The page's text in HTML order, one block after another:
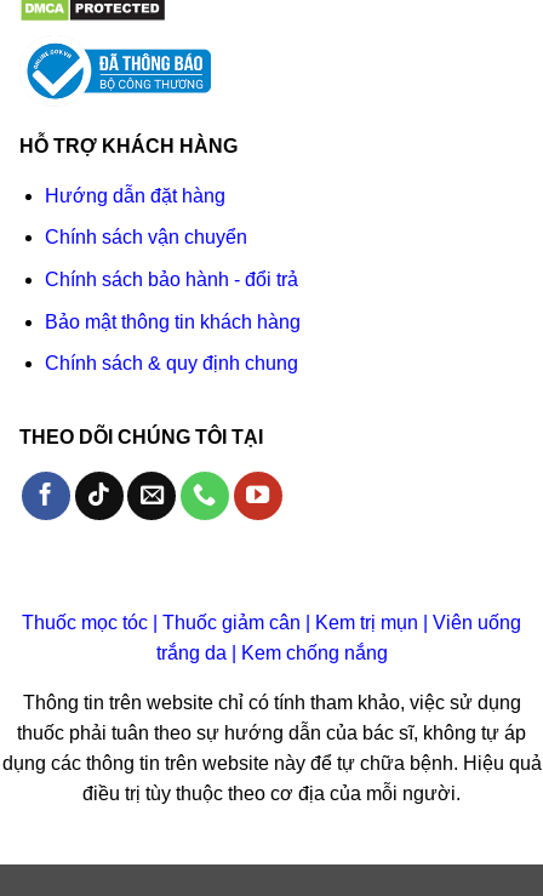
HỖ TRỢ KHÁCH HÀNG
Hướng dẫn đặt hàng
Chính sách vận chuyển
Chính sách bảo hành - đổi trả
Bảo mật thông tin khách hàng
Chính sách & quy định chung
THEO DÕI CHÚNG TÔI TẠI
Thuốc mọc tóc Thuốc giảm cân Kem trị mụn
Viên uống
trắng da
Kem chống nắng
Thông tin trên website chỉ có tính tham khảo, việc sử dụng
thuốc phải tuân theo sự hướng dẫn của bác sĩ, không tự áp
dụng các thông tin trên website này để tự chữa bệnh. Hiệu quả
điều trị tùy thuộc theo cơ địa của mỗi người.